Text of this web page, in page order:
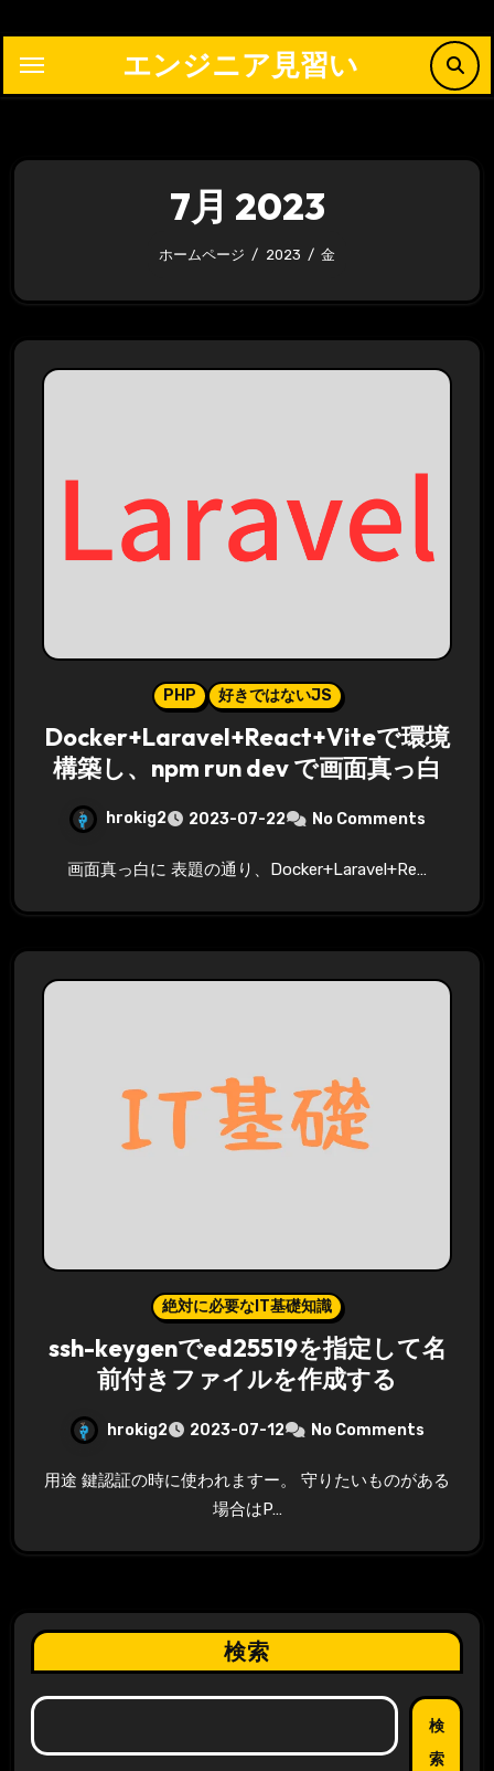
ッ
エンジニア見習い
7月 2023
ホームページ 2023 金
PHP 好きではないJS
Docker+Laravel+React+Viteで環境
構築し、npm run dev で画面真っ白
hrokig2 2023-07-22 No Comments
画面真っ白に 表題の通り、Docker+Laravel+Re…
絶対に必要なIT基礎知識
ssh-keygenでed25519を指定して名
前付きファイルを作成する
hrokig2 2023-07-12 No Comments
用途 鍵認証の時に使われますー。 守りたいものがある
場合はP…
検索
検
索